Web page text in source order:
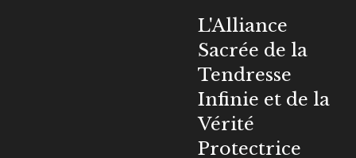
L'Alliance
Sacrée de la
Tendresse
Infinie et de la
Vérité
Protectrice